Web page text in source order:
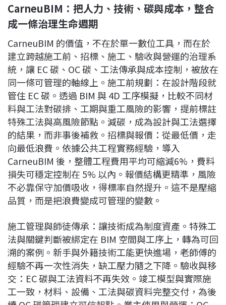
CarneuBIM：把人力、技術、碳與成本，整合
成一條治理生命週期
CarneuBIM 的價值，不在於單一數位工具，而在於
建立跨越施工前、招標、施工、驗收與營運的治理系
統，讓 EC 碳、OC 碳、工法傳承與成本控制，被放在
同一條可管理的軸線上。施工前規劃：在設計階段就
管住 EC 碳。透過 BIM 與 4D 工序模擬，比較不同材
料與工法對碳排、工期與重工風險的影響，提前標註
特殊工法與高風險節點。減碳，成為設計與工法選擇
的結果，而非事後補救。招標與報價：從最低價，走
向最低浪費。依據公共工程實務經驗，導入
CarneuBIM 後，整體工程費用平均可縮減6%，費料
損失可穩定控制在 5% 以內。報價結構更精準，風險
不必靠保守加價吸收，得標率自然提升。這不是壓縮
品質，而是把浪費變成可管理的變數。
施工管理與師徒傳承：讓技術成為制度資產。特殊工
法與關鍵判斷被綁定在 BIM 空間與工序上，轉為可回
溯的案例。新手與外籍技術工能更快進場，老師傅的
經驗不再一次性消失，缺工壓力隨之下降。驗收與移
交：EC 碳與工法資料不再失效。竣工模型與實際施
工一致，材料、設備、工法與碳資料完整交付，為後